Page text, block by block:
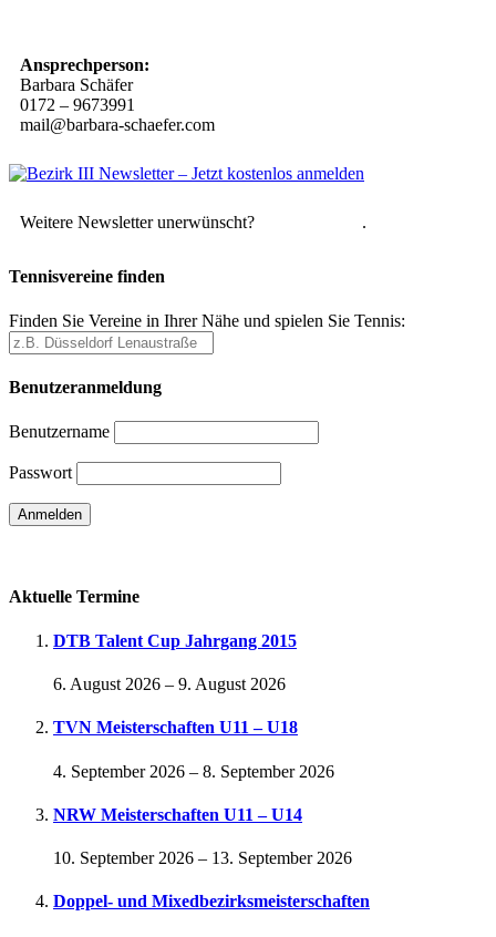
Ansprechperson:
Barbara Schäfer
0172 – 9673991
mail@barbara-schaefer.com
Weitere Newsletter unerwünscht? .
Tennisvereine finden
Finden Sie Vereine in Ihrer Nähe und spielen Sie Tennis:
Benutzeranmeldung
Benutzername
Passwort
Aktuelle Termine
DTB Talent Cup Jahrgang 2015
6. August 2026 – 9. August 2026
TVN Meisterschaften U11 – U18
4. September 2026 – 8. September 2026
NRW Meisterschaften U11 – U14
10. September 2026 – 13. September 2026
Doppel- und Mixedbezirksmeisterschaften